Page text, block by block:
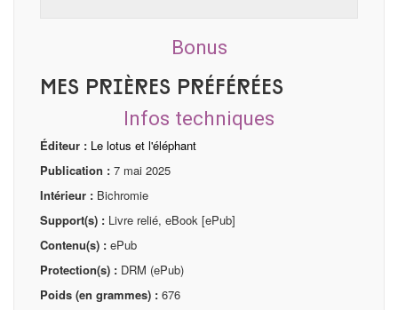
Bonus
Mes prières préférées
Infos techniques
Éditeur : Le lotus et l'éléphant
Publication : 7 mai 2025
Intérieur : Bichromie
Support(s) : Livre relié, eBook [ePub]
Contenu(s) : ePub
Protection(s) : DRM (ePub)
Poids (en grammes) : 676